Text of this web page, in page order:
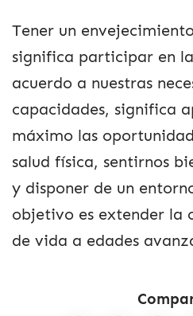
Tener un
significa participar en
acuerdo a nuestras
capacidades, significa
máximo las
salud física, sentirnos
y disponer de un
objetivo es extender la
de vida a edades